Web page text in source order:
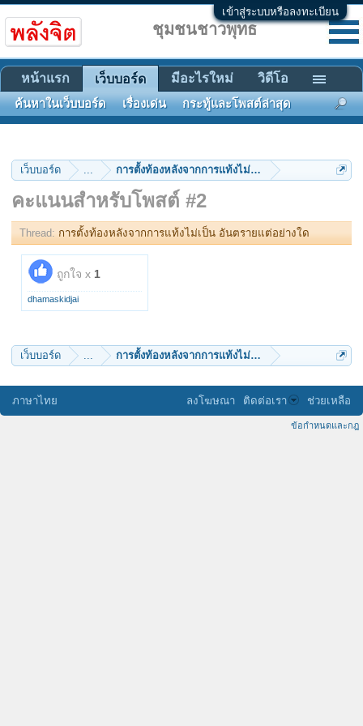
เข้าสู่ระบบหรือลงทะเบียน
เว็บบอร์ด ... การตั้งท้องหลังจากการแท้งไม่เป็น อันตรายแต่อย่างใด
คะแนนสำหรับโพสต์ #2
Thread: การตั้งท้องหลังจากการแท้งไม่เป็น อันตรายแต่อย่างใด
ถูกใจ x 1
dhamaskidjai
เว็บบอร์ด ... การตั้งท้องหลังจากการแท้งไม่เป็น อันตรายแต่อย่างใด
ชุมชนชาวพุทธ
หน้าแรก เว็บบอร์ด
ค้นหาในเว็บบอร์ด เรื่องเด่น กระทู้และโพสต์ล่าสุด
มีอะไรใหม่ วิดีโอ
ภาษาไทย ลงโฆษณา ติดต่อเรา ช่วยเหลือ
ข้อกำหนดและกฎ